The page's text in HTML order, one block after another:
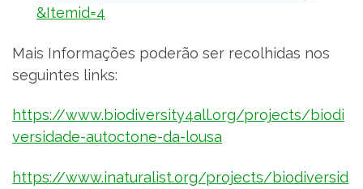
&Itemid=4
Mais Informações poderão ser recolhidas nos
seguintes links:
https://www.biodiversity4all.org/projects/biodi
versidade-autoctone-da-lousa
https://www.inaturalist.org/projects/biodiversid